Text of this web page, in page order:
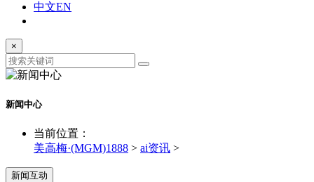
中文EN
×
新闻中心
当前位置：
美高梅·(MGM)1888 > ai资讯 >
新闻互动